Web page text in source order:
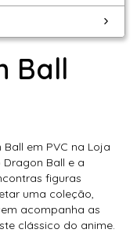
Ball
em PVC na Loja
Ball e a
figuras
uma coleção,
acompanha as
clássico do anime.